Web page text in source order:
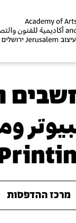
מרכז ההדפסות